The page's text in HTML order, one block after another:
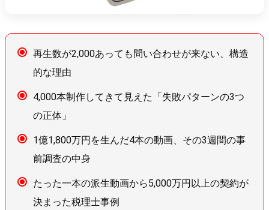
再生数が2,000あっても問い合わせが来ない、構造
的な理由
4,000本制作してきて見えた「失敗パターンの3つ
の正体」
1億1,800万円を生んだ4本の動画、その3週間の事
前調査の中身
たった一本の派生動画から5,000万円以上の契約が
決まった税理士事例